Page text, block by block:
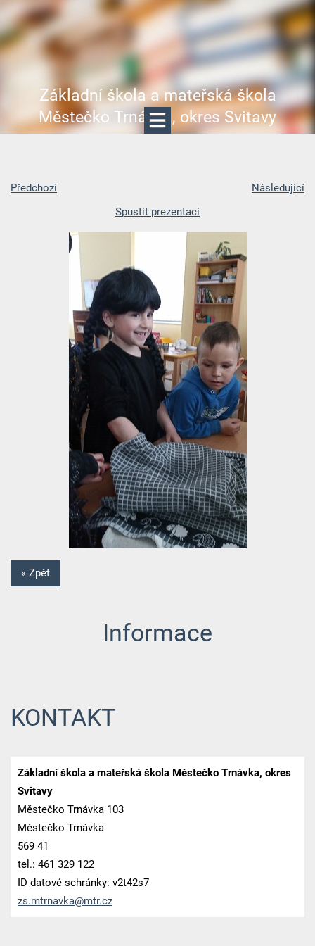
Základní škola a mateřská škola
Městečko Trnávka, okres Svitavy
Předchozí
Následující
Spustit prezentaci
« Zpět
Informace
KONTAKT
Základní škola a mateřská škola Městečko Trnávka, okres
Svitavy
Městečko Trnávka 103
Městečko Trnávka
569 41
tel.: 461 329 122
ID datové schránky: v2t42s7
zs.mtrnavka@mtr.cz